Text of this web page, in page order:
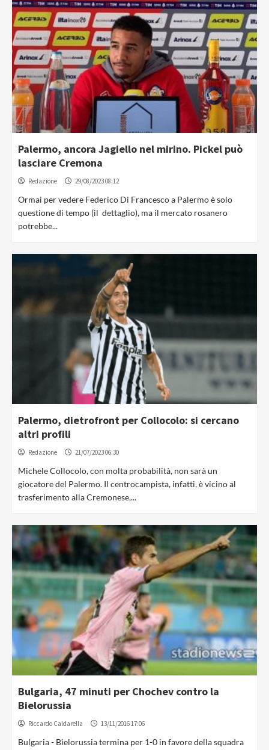
Palermo, ancora Jagiello nel mirino. Pickel può
lasciare Cremona
Redazione 29/08/2023 08:12
Ormai per vedere Federico Di Francesco a Palermo è solo
questione di tempo (il dettaglio), ma il mercato rosanero
potrebbe...
Palermo, dietrofront per Collocolo: si cercano
altri profili
Redazione 21/07/2023 06:30
Michele Collocolo, con molta probabilità, non sarà un
giocatore del Palermo. Il centrocampista, infatti, è vicino al
trasferimento alla Cremonese,...
Bulgaria, 47 minuti per Chochev contro la
Bielorussia
Riccardo Caldarella 13/11/2016 17:06
Bulgaria - Bielorussia termina per 1-0 in favore della squadra